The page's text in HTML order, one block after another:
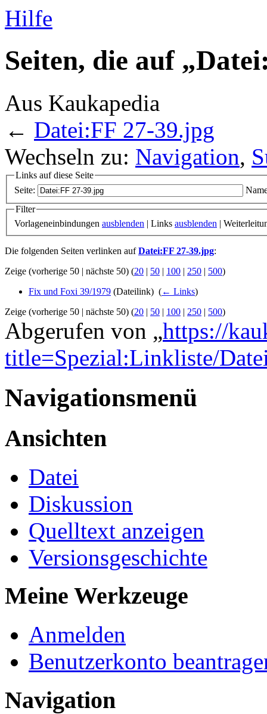
Hilfe
Seiten, die auf
Aus Kaukapedia
← Datei:FF 27-39.jpg
Wechseln zu: Navigation,
Links auf diese Seite
Seite:
Filter
Vorlageneinbindungen ausblenden | Links ausblenden |
Die folgenden Seiten verlinken aufDatei:FF 27-39.jpg:
Zeige (vorherige 50 | nächste 50) (20 | 50 | 100 | 250 | 500)
Fix und Foxi 39/1979 (Dateilink) ‎ (← Links)
Zeige (vorherige 50 | nächste 50) (20 | 50 | 100 | 250 | 500)
Abgerufen von „https://
title=Spezial:Linkliste/
Navigationsmenü
Ansichten
Datei
Diskussion
Quelltext anzeigen
Versionsgeschichte
Meine Werkzeuge
Anmelden
Benutzerkonto
Navigation